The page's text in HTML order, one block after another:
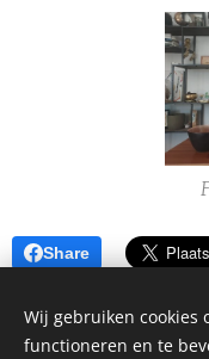
Share
Wij gebruiken cookies
functioneren en te